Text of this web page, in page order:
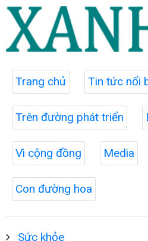
Trang chủ Tin tức nổi
Trên đường phát triển
Vì cộng đồng Media
Con đường hoa
Sức khỏe